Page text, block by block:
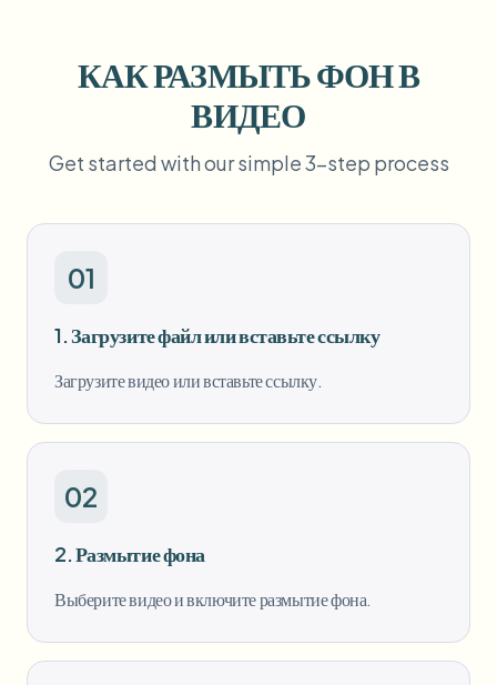
Пакетное размытие видео
Размыть что угодно
Корпоративные зоны, политики и проверка
API и SDK
Видеоаналитика
Пакетное удаление фона
КАК РАЗМЫТЬ ФОН В
ВИДЕО
Get started with our simple 3-step process
01
1. Загрузите файл или вставьте ссылку
Загрузите видео или вставьте ссылку.
02
2. Размытие фона
Выберите видео и включите размытие фона.